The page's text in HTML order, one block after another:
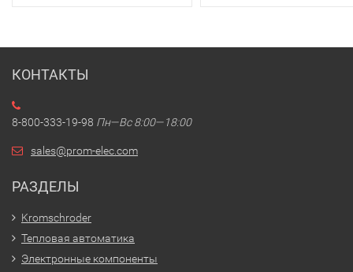
КОНТАКТЫ
8-800-333-19-98 Пн—Вс 8:00—18:00
sales@prom-elec.com
РАЗДЕЛЫ
Kromschroder
Тепловая автоматика
Электронные компоненты